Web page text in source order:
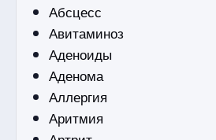
Абсцесс
Авитаминоз
Аденоиды
Аденома
Аллергия
Аритмия